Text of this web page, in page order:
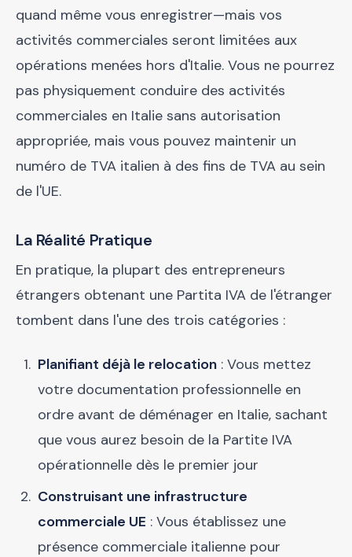
quand même vous enregistrer—mais vos
activités commerciales seront limitées aux
opérations menées hors d'Italie. Vous ne pourrez
pas physiquement conduire des activités
commerciales en Italie sans autorisation
appropriée, mais vous pouvez maintenir un
numéro de TVA italien à des fins de TVA au sein
de l'UE.
La Réalité Pratique
En pratique, la plupart des entrepreneurs
étrangers obtenant une Partita IVA de l'étranger
tombent dans l'une des trois catégories :
Planifiant déjà le relocation : Vous mettez
votre documentation professionnelle en
ordre avant de déménager en Italie, sachant
que vous aurez besoin de la Partite IVA
opérationnelle dès le premier jour
Construisant une infrastructure
commerciale UE : Vous établissez une
présence commerciale italienne pour